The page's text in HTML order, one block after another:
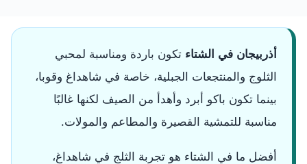
أذربيجان في الشتاء تكون باردة ومناسبة لمحبي
الثلوج والمنتجعات الجبلية، خاصة في شاهداغ وقوبا،
بينما تكون باكو أبرد وأهدأ من الصيف لكنها غالبًا
مناسبة للتمشية القصيرة والمطاعم والمولات.
أفضل ما في الشتاء هو تجربة الثلج في شاهداغ،